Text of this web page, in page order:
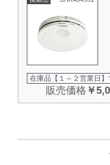
在庫品【１～２営業日】
販売価格 ￥